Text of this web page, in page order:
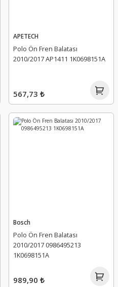
APETECH
Polo Ön Fren Balatası
2010/2017 AP1411 1K0698151A
567,73 ₺
Bosch
Polo Ön Fren Balatası
2010/2017 0986495213
1K0698151A
989,90 ₺